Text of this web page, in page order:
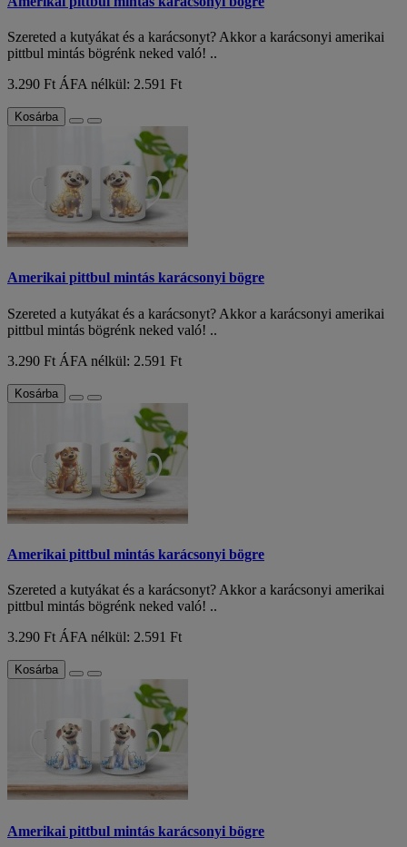
Szereted a kutyákat és a karácsonyt? Akkor a karácsonyi amerikai
pittbul mintás bögrénk neked való! ..
3.290 Ft ÁFA nélkül: 2.591 Ft
Kosárba
Amerikai pittbul mintás karácsonyi bögre
Szereted a kutyákat és a karácsonyt? Akkor a karácsonyi amerikai
pittbul mintás bögrénk neked való! ..
3.290 Ft ÁFA nélkül: 2.591 Ft
Kosárba
Amerikai pittbul mintás karácsonyi bögre
Szereted a kutyákat és a karácsonyt? Akkor a karácsonyi amerikai
pittbul mintás bögrénk neked való! ..
3.290 Ft ÁFA nélkül: 2.591 Ft
Kosárba
Amerikai pittbul mintás karácsonyi bögre